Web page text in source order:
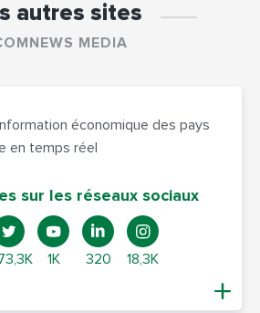
autres sites
MEDIA
économique des pays
en temps réel
sur les réseaux sociaux
1K 320 18,3K